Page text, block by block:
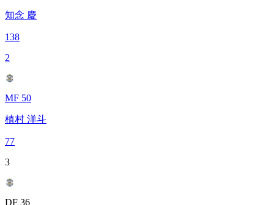
知念 慶
138
2
MF 50
植村 洋斗
77
3
DF 36